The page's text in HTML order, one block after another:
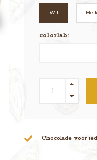
Wit
colorlab:
Chocolade voor